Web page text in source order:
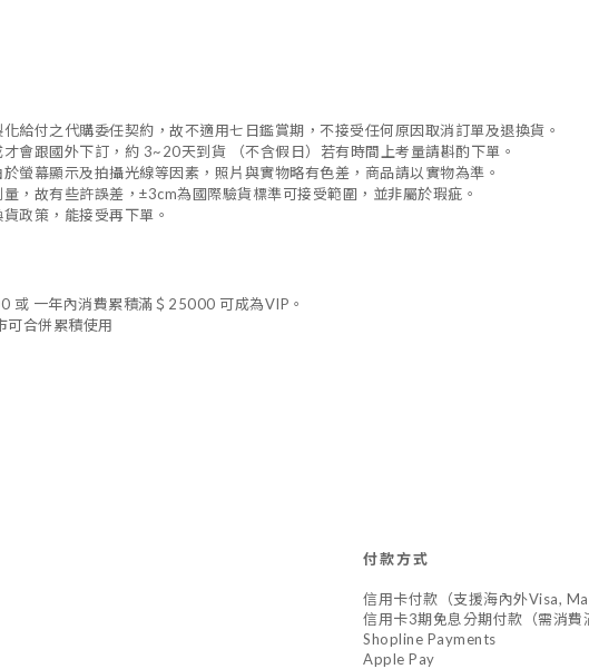
給付之代購委任契約，故不適用七日鑑賞期，不接受任何原因取消訂單及退換貨。
會跟國外下訂，約 3~20天到貨 （不含假日）若有時間上考量請斟酌下單。
螢幕顯示及拍攝光線等因素，照片與實物略有色差，商品請以實物為準。
，故有些許誤差，±3cm為國際驗貨標準可接受範圍，並非屬於瑕疵。
政策，能接受再下單。
或 一年內消費累積滿＄25000 可成為VIP。
可合併累積使用
付款方式
信用卡付款（支援海內外Visa,
信用卡3期免息分期付款（需消費
Shopline Payments
Apple Pay